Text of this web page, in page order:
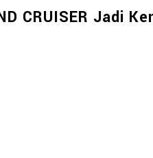
CRUISER Jadi